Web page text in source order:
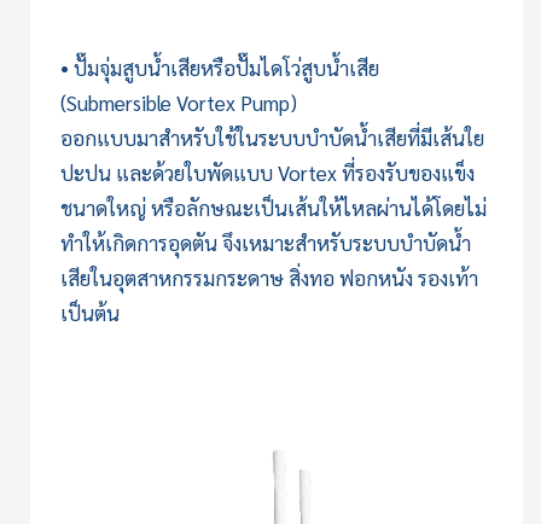
• ปั๊มจุ่มสูบน้ำเสียหรือปั๊มไดโว่สูบน้ำเสีย
(Submersible Vortex Pump)
ออกแบบมาสำหรับใช้ในระบบบำบัดน้ำเสียที่มีเส้นใย
ปะปน และด้วยใบพัดแบบ Vortex ที่รองรับของแข็ง
ชนาดใหญ่ หรือลักษณะเป็นเส้นให้ไหลผ่านได้โดยไม่
ทำให้เกิดการอุดตัน จึงเหมาะสำหรับระบบบำบัดน้ำ
เสียในอุตสาหกรรมกระดาษ สิ่งทอ ฟอกหนัง รองเท้า
เป็นต้น